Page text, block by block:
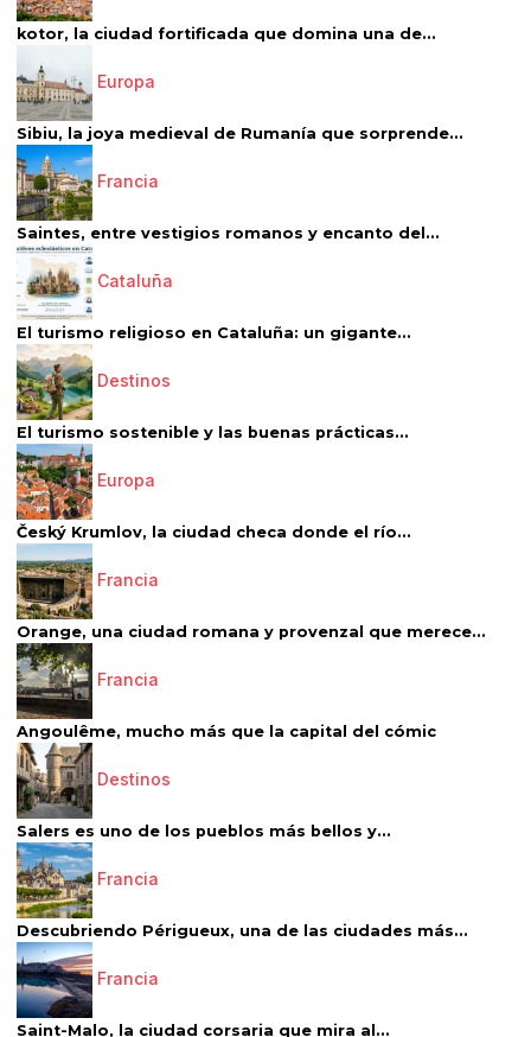
kotor, la ciudad fortificada que domina una de...
Europa
Sibiu, la joya medieval de Rumanía que sorprende...
Francia
Saintes, entre vestigios romanos y encanto del...
Cataluña
El turismo religioso en Cataluña: un gigante...
Destinos
El turismo sostenible y las buenas prácticas...
Europa
Český Krumlov, la ciudad checa donde el río...
Francia
Orange, una ciudad romana y provenzal que merece...
Francia
Angoulême, mucho más que la capital del cómic
Destinos
Salers es uno de los pueblos más bellos y...
Francia
Descubriendo Périgueux, una de las ciudades más...
Francia
Saint-Malo, la ciudad corsaria que mira al...